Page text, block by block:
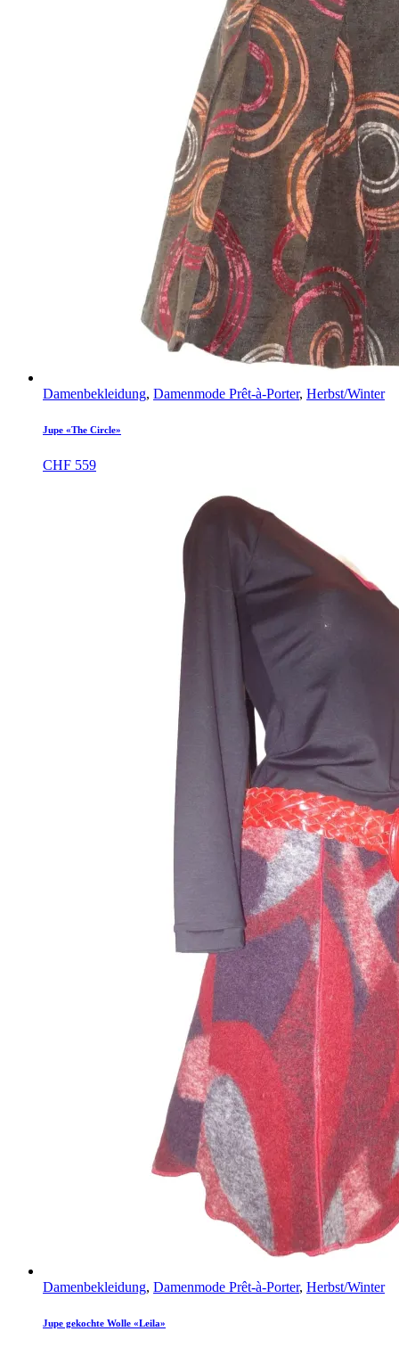
Damenbekleidung, Damenmode Prêt-à-Porter, Herbst/Winter
Jupe «The Circle»
CHF 559
Damenbekleidung, Damenmode Prêt-à-Porter, Herbst/Winter
Jupe gekochte Wolle «Leila»